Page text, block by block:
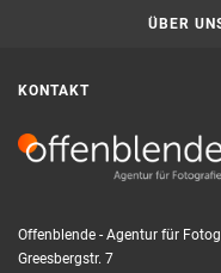
ÜBER
KONTAKT
Offenblende - Agentur für
Greesbergstr. 7